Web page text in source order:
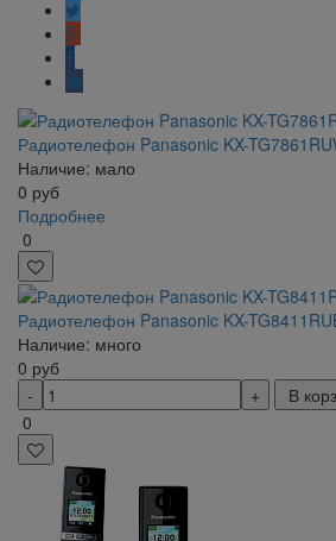
Радиотелефон Panasonic KX-
Наличие: мало
0 руб
Подробнее
0
Радиотелефон Panasonic KX-
Наличие: много
0 руб
В
0